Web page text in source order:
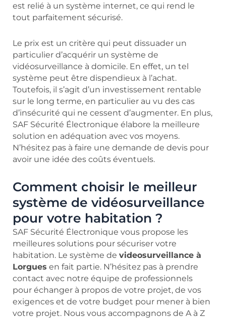
est relié à un système internet, ce qui rend le
tout parfaitement sécurisé.
Le prix est un critère qui peut dissuader un
particulier d’acquérir un système de
vidéosurveillance à domicile. En effet, un tel
système peut être dispendieux à l’achat.
Toutefois, il s’agit d’un investissement rentable
sur le long terme, en particulier au vu des cas
d’insécurité qui ne cessent d’augmenter. En plus,
SAF Sécurité Électronique élabore la meilleure
solution en adéquation avec vos moyens.
N’hésitez pas à faire une demande de devis pour
avoir une idée des coûts éventuels.
Comment choisir le meilleur
système de vidéosurveillance
pour votre habitation ?
SAF Sécurité Électronique vous propose les
meilleures solutions pour sécuriser votre
habitation. Le système de videosurveillance à
Lorgues en fait partie. N’hésitez pas à prendre
contact avec notre équipe de professionnels
pour échanger à propos de votre projet, de vos
exigences et de votre budget pour mener à bien
votre projet. Nous vous accompagnons de A à Z